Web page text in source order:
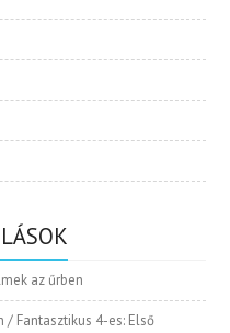
az űrben
/ Fantasztikus 4-es: Első